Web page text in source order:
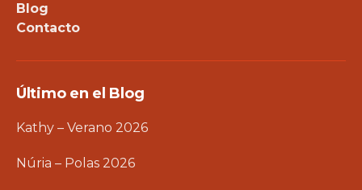
Blog
Contacto
Último en el Blog
Kathy – Verano 2026
Núria – Polas 2026